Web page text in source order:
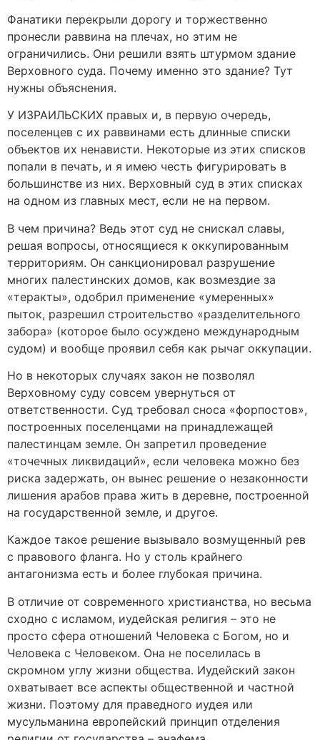
Фанатики перекрыли дорогу и торжественно
пронесли раввина на плечах, но этим не
ограничились. Они решили взять штурмом здание
Верховного суда. Почему именно это здание? Тут
нужны объяснения.
У ИЗРАИЛЬСКИХ правых и, в первую очередь,
поселенцев с их раввинами есть длинные списки
объектов их ненависти. Некоторые из этих списков
попали в печать, и я имею честь фигурировать в
большинстве из них. Верховный суд в этих списках
на одном из главных мест, если не на первом.
В чем причина? Ведь этот суд не снискал славы,
решая вопросы, относящиеся к оккупированным
территориям. Он санкционировал разрушение
многих палестинских домов, как возмездие за
«теракты», одобрил применение «умеренных»
пыток, разрешил строительство «разделительного
забора» (которое было осуждено международным
судом) и вообще проявил себя как рычаг оккупации.
Но в некоторых случаях закон не позволял
Верховному суду совсем увернуться от
ответственности. Суд требовал сноса «форпостов»,
построенных поселенцами на принадлежащей
палестинцам земле. Он запретил проведение
«точечных ликвидаций», если человека можно без
риска задержать, он вынес решение о незаконности
лишения арабов права жить в деревне, построенной
на государственной земле, и другое.
Каждое такое решение вызывало возмущенный рев
с правового фланга. Но у столь крайнего
антагонизма есть и более глубокая причина.
В отличие от современного христианства, но весьма
сходно с исламом, иудейская религия – это не
просто сфера отношений Человека с Богом, но и
Человека с Человеком. Она не поселилась в
скромном углу жизни общества. Иудейский закон
охватывает все аспекты общественной и частной
жизни. Поэтому для праведного иудея или
мусульманина европейский принцип отделения